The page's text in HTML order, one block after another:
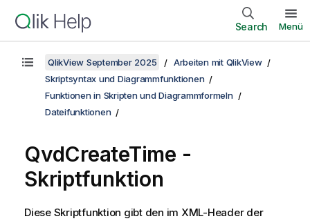
Search Menü
QlikView September 2025
Arbeiten mit QlikView
Skriptsyntax und Diagrammfunktionen
Funktionen in Skripten und Diagrammformeln
Dateifunktionen
QvdCreateTime -
Skriptfunktion
Diese Skriptfunktion gibt den im XML-Header der